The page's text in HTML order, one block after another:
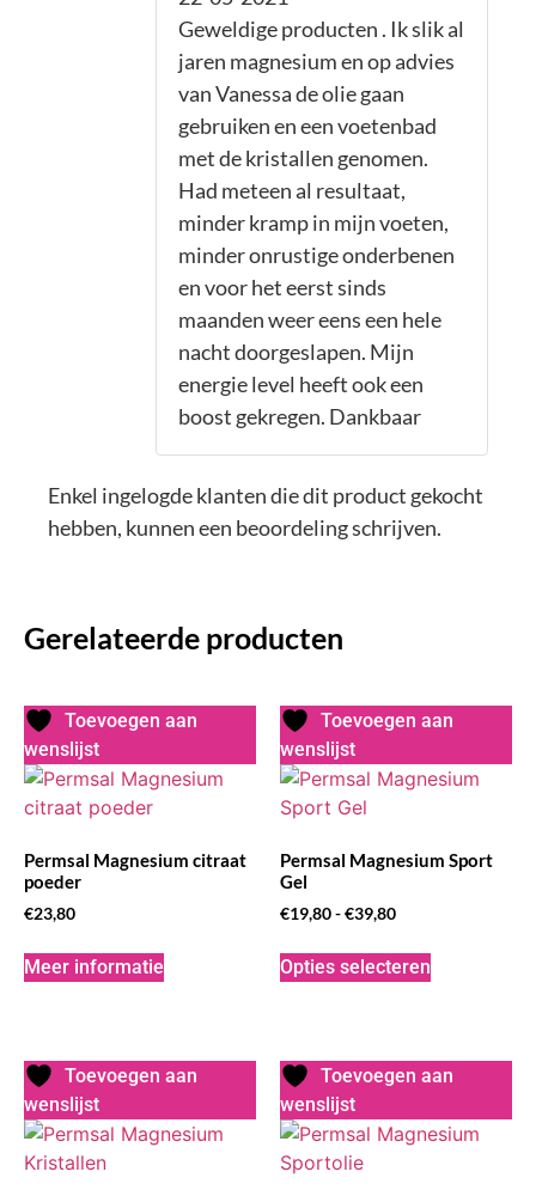
Geweldige producten . Ik slik al
jaren magnesium en op advies
van Vanessa de olie gaan
gebruiken en een voetenbad
met de kristallen genomen.
Had meteen al resultaat,
minder kramp in mijn voeten,
minder onrustige onderbenen
en voor het eerst sinds
maanden weer eens een hele
nacht doorgeslapen. Mijn
energie level heeft ook een
boost gekregen. Dankbaar
Enkel ingelogde klanten die dit product gekocht
hebben, kunnen een beoordeling schrijven.
Gerelateerde producten
Toevoegen aan
wenslijst
Permsal Magnesium citraat
poeder
€23,80
Meer informatie
Toevoegen aan
wenslijst
Permsal Magnesium Sport
Gel
€19,80-€39,80
Opties selecteren
Toevoegen aan
wenslijst
Toevoegen aan
wenslijst